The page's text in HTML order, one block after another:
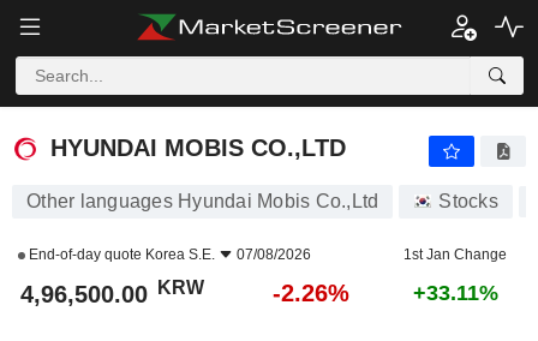
HYUNDAI MOBIS CO.,LTD
Other languages Hyundai Mobis Co.,Ltd Stocks
End-of-day quote Korea S.E. 07/08/2026 1st Jan Change
4,96,500.00 KRW -2.26% +33.11%